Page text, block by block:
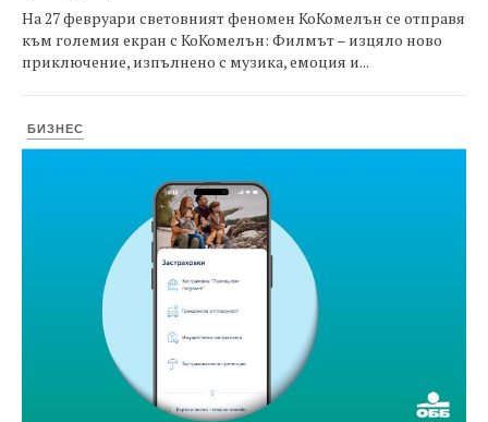
На 27 февруари световният феномен КоКомелън се отправя
към големия екран с КоКомелън: Филмът – изцяло ново
приключение, изпълнено с музика, емоция и...
БИЗНЕС